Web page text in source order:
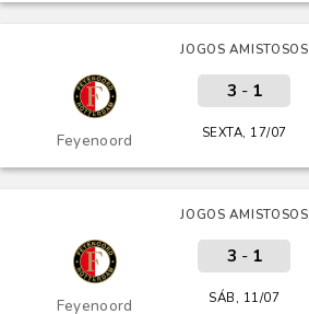
JOGOS AMISTOSOS
Feyenoord
3 - 1
SEXTA, 17/07
JOGOS AMISTOSOS
Feyenoord
3 - 1
SÁB, 11/07